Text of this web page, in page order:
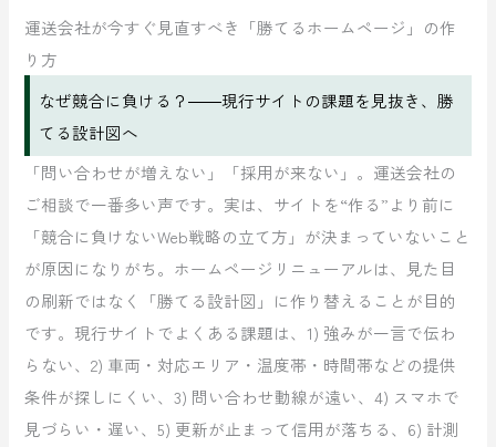
運送会社が今すぐ見直すべき「勝てるホームページ」の作
り方
なぜ競合に負ける？――現行サイトの課題を見抜き、勝
てる設計図へ
「問い合わせが増えない」「採用が来ない」。運送会社の
ご相談で一番多い声です。実は、サイトを“作る”より前に
「競合に負けないWeb戦略の立て方」が決まっていないこと
が原因になりがち。ホームページリニューアルは、見た目
の刷新ではなく「勝てる設計図」に作り替えることが目的
です。現行サイトでよくある課題は、1) 強みが一言で伝わ
らない、2) 車両・対応エリア・温度帯・時間帯などの提供
条件が探しにくい、3) 問い合わせ動線が遠い、4) スマホで
見づらい・遅い、5) 更新が止まって信用が落ちる、6) 計測